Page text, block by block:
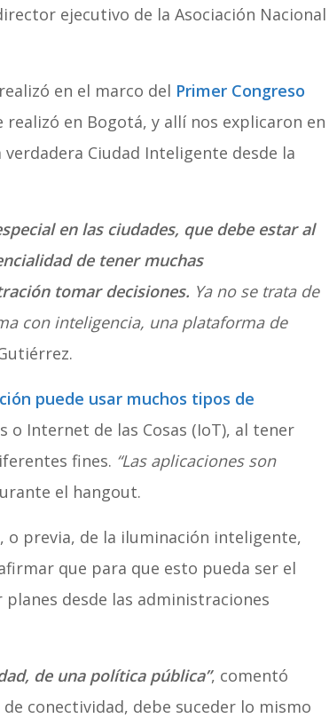
ejecutivo de la Asociación Nacional
en el marco del Primer Congreso
realizó en Bogotá, y allí nos explicaron en
Ciudad Inteligente desde la
en las ciudades, que debe estar al
de tener muchas
tomar decisiones. Ya no se trata de
con inteligencia, una plataforma de
puede usar muchos tipos de
o Internet de las Cosas (IoT), al tener
fines. “Las aplicaciones son
el hangout.
o previa, de la iluminación inteligente,
que para que esto pueda ser el
planes desde las administraciones
de una política pública”, comentó
conectividad, debe suceder lo mismo